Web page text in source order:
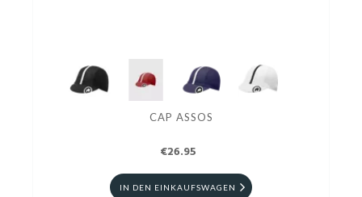
CAP ASSOS
€26.95
IN DEN EINKAUFSWAGEN